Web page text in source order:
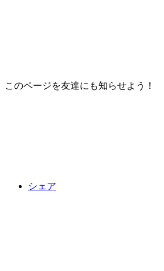
このページを友達にも知らせよう！
シェア